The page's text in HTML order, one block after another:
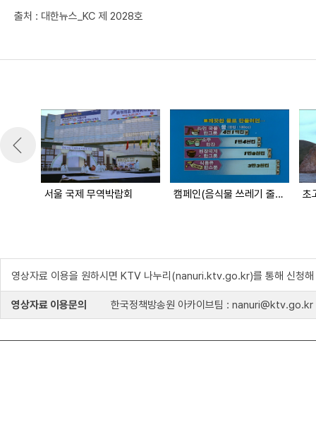
출처 : 대한뉴스_KC 제 2028호
서울 국제 무역박람회 캠페인(음식물 쓰레기 줄이기) (대한뉴스 2029호 수록) 초
영상자료 이용을 원하시면 KTV 나누리(nanuri.ktv.go.kr)를 통해 신청해
영상자료 이용문의 한국정책방송원 아카이브팀 : nanuri@ktv.go.kr